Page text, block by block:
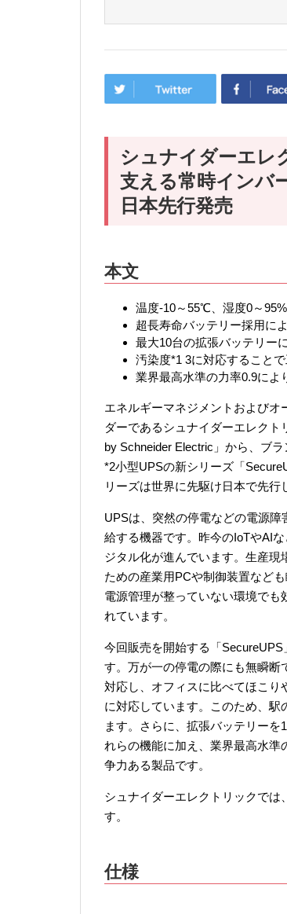
シュナイダーエレ
支える常時インバ
日本先行発売
本文
温度-10～55℃、湿度0～
超長寿命バッテリー採用に
最大10台の拡張バッテリー
汚染度*1 3に対応すること
業界最高水準の力率0.9によ
エネルギーマネジメントおよび
ダーであるシュナイダーエレク
by Schneider Electric」から、ブ
*2小型UPSの新シリーズ「
リーズは世界に先駆け日本で先行
UPSは、突然の停電などの電源
給する機器です。昨今のIoTやAI
ジタル化が進んでいます。生産現
ための産業用PCや制御装置など
電源管理が整っていない環境で
れています。
今回販売を開始する「
す。万が一の停電の際にも無瞬断
対応し、オフィスに比べてほこり
に対応しています。このため、
ます。さらに、拡張バッテリー
れらの機能に加え、業界最高水準
争力ある製品です。
シュナイダーエレクトリックでは
す。
仕様